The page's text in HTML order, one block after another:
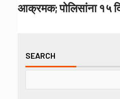
आक्रमक; पोलिसांना १५
SEARCH